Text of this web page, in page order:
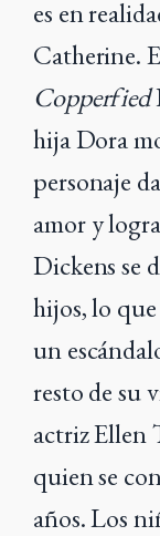
es en
Catherine.
Copperfied
hija Dora
personaje
amor y
Dickens se
hijos, lo
un
resto de su
actriz Ellen
quien se
años. Los